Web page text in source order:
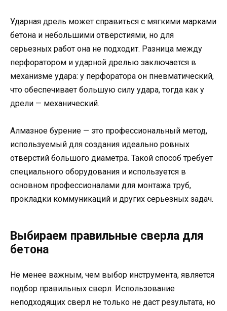
Ударная дрель может справиться с мягкими марками
бетона и небольшими отверстиями, но для
серьезных работ она не подходит. Разница между
перфоратором и ударной дрелью заключается в
механизме удара: у перфоратора он пневматический,
что обеспечивает большую силу удара, тогда как у
дрели — механический.
Алмазное бурение — это профессиональный метод,
используемый для создания идеально ровных
отверстий большого диаметра. Такой способ требует
специального оборудования и используется в
основном профессионалами для монтажа труб,
прокладки коммуникаций и других серьезных задач.
Выбираем правильные сверла для
бетона
Не менее важным, чем выбор инструмента, является
подбор правильных сверл. Использование
неподходящих сверл не только не даст результата, но